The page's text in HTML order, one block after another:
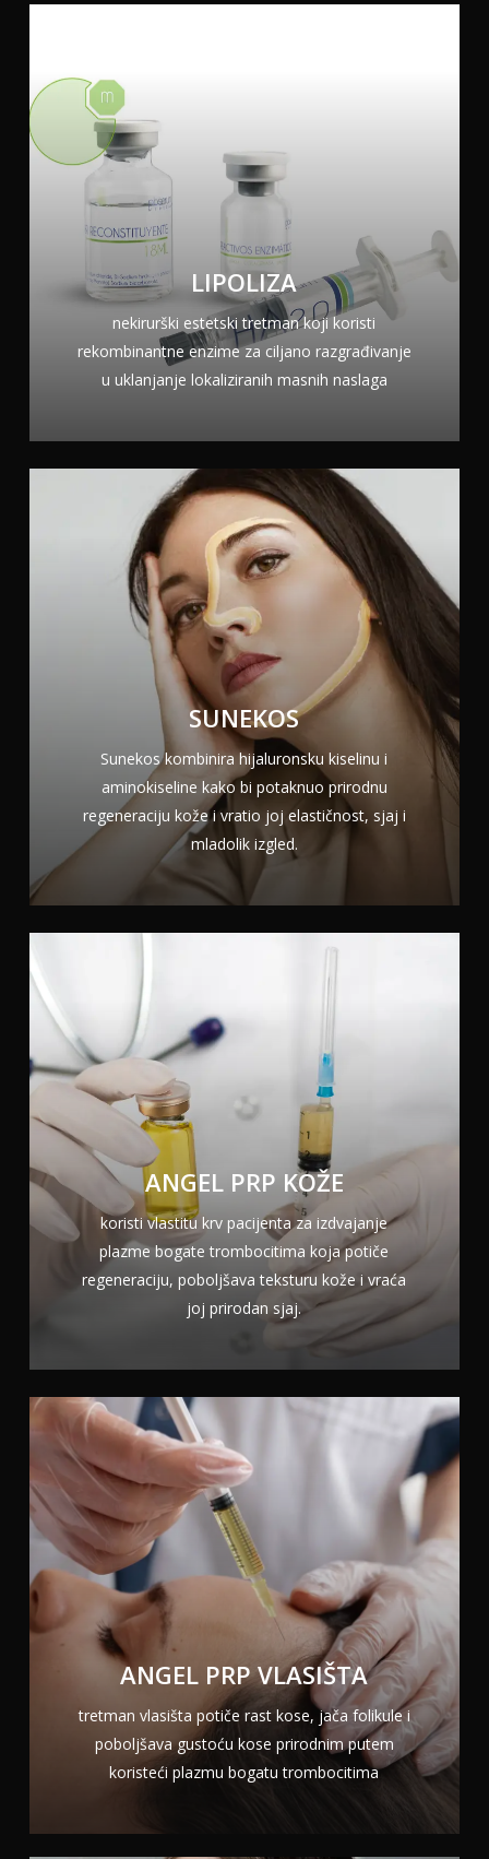
LIPOLIZA
nekirurški estetski tretman koji koristi
rekombinantne enzime za ciljano razgrađivanje
u uklanjanje lokaliziranih masnih naslaga
SUNEKOS
Sunekos kombinira hijaluronsku kiselinu i
aminokiseline kako bi potaknuo prirodnu
regeneraciju kože i vratio joj elastičnost, sjaj i
mladolik izgled.
ANGEL PRP KOŽE
koristi vlastitu krv pacijenta za izdvajanje
plazme bogate trombocitima koja potiče
regeneraciju, poboljšava teksturu kože i vraća
joj prirodan sjaj.
ANGEL PRP VLASIŠTA
tretman vlasišta potiče rast kose, jača folikule i
poboljšava gustoću kose prirodnim putem
koristeći plazmu bogatu trombocitima